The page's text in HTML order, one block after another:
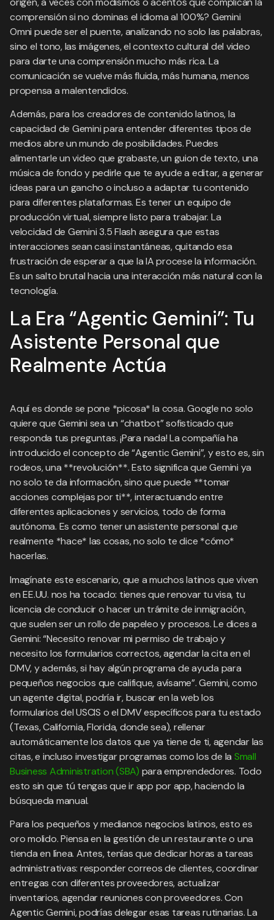
comprensión si no dominas el idioma al 100%? Gemini
Omni puede ser el puente, analizando no solo las palabras,
sino el tono, las imágenes, el contexto cultural del video
para darte una comprensión mucho más rica. La
comunicación se vuelve más fluida, más humana, menos
propensa a malentendidos.
Además, para los creadores de contenido latinos, la
capacidad de Gemini para entender diferentes tipos de
medios abre un mundo de posibilidades. Puedes
alimentarle un video que grabaste, un guion de texto, una
música de fondo y pedirle que te ayude a editar, a generar
ideas para un gancho o incluso a adaptar tu contenido
para diferentes plataformas. Es tener un equipo de
producción virtual, siempre listo para trabajar. La
velocidad de Gemini 3.5 Flash asegura que estas
interacciones sean casi instantáneas, quitando esa
frustración de esperar a que la IA procese la información.
Es un salto brutal hacia una interacción más natural con la
tecnología.
La Era “Agentic Gemini”: Tu
Asistente Personal que
Realmente Actúa
Aquí es donde se pone *picosa* la cosa. Google no solo
quiere que Gemini sea un “chatbot” sofisticado que
responda tus preguntas. ¡Para nada! La compañía ha
introducido el concepto de “Agentic Gemini”, y esto es, sin
rodeos, una **revolución**. Esto significa que Gemini ya
no solo te da información, sino que puede **tomar
acciones complejas por ti**, interactuando entre
diferentes aplicaciones y servicios, todo de forma
autónoma. Es como tener un asistente personal que
realmente *hace* las cosas, no solo te dice *cómo*
hacerlas.
Imagínate este escenario, que a muchos latinos que viven
en EE.UU. nos ha tocado: tienes que renovar tu visa, tu
licencia de conducir o hacer un trámite de inmigración,
que suelen ser un rollo de papeleo y procesos. Le dices a
Gemini: “Necesito renovar mi permiso de trabajo y
necesito los formularios correctos, agendar la cita en el
DMV, y además, si hay algún programa de ayuda para
pequeños negocios que califique, avísame”. Gemini, como
un agente digital, podría ir, buscar en la web los
formularios del USCIS o el DMV específicos para tu estado
(Texas, California, Florida, donde sea), rellenar
automáticamente los datos que ya tiene de ti, agendar las
citas, e incluso investigar programas como los de la Small
Business Administration (SBA) para emprendedores. Todo
esto sin que tú tengas que ir app por app, haciendo la
búsqueda manual.
Para los pequeños y medianos negocios latinos, esto es
oro molido. Piensa en la gestión de un restaurante o una
tienda en línea. Antes, tenías que dedicar horas a tareas
administrativas: responder correos de clientes, coordinar
entregas con diferentes proveedores, actualizar
inventarios, agendar reuniones con proveedores. Con
Agentic Gemini, podrías delegar esas tareas rutinarias. La